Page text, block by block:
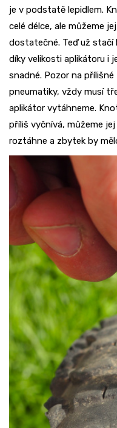
je v podstatě lepidlem.
celé délce, ale můžeme
dostatečné. Teď už
díky velikosti aplikátoru i
snadné. Pozor na
pneumatiky, vždy musí
aplikátor vytáhneme.
příliš vyčnívá, můžeme
roztáhne a zbytek by